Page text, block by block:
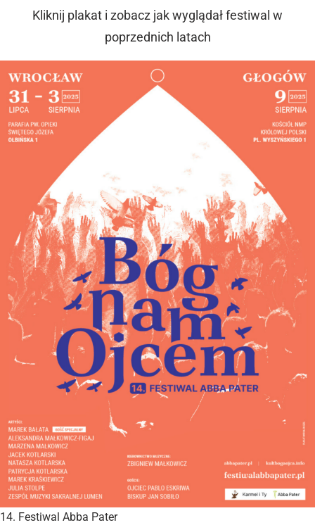
Kliknij plakat i zobacz jak wyglądał festiwal w
poprzednich latach
14. Festiwal Abba Pater